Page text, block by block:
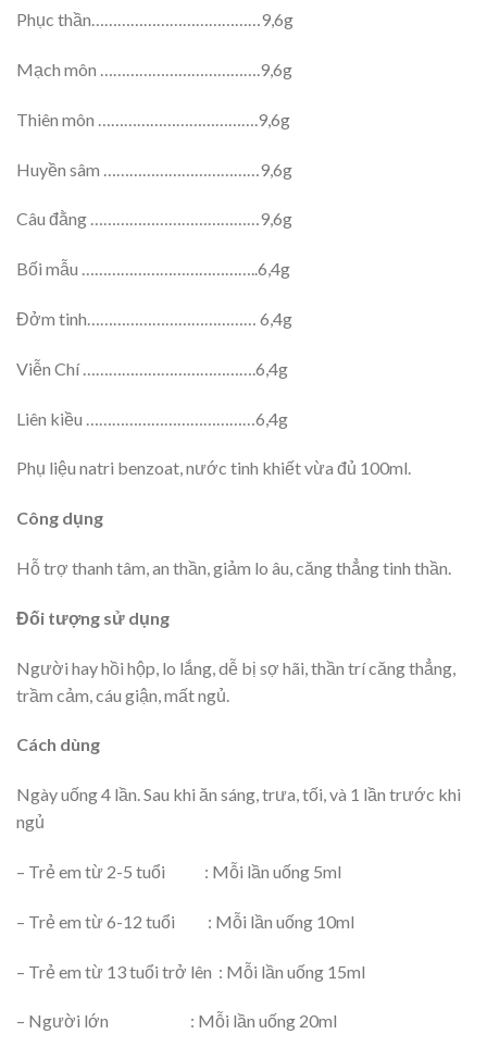
Phục thần…………………………………9,6g
Mạch môn ……………………………….9,6g
Thiên môn ……………………………….9,6g
Huyền sâm ………………………………9,6g
Câu đằng …………………………………9,6g
Bối mẫu …………………………………..6,4g
Đởm tinh………………………………… 6,4g
Viễn Chí ………………………………….6,4g
Liên kiều …………………………………6,4g
Phụ liệu natri benzoat, nước tinh khiết vừa đủ 100ml.
Công dụng
Hỗ trợ thanh tâm, an thần, giảm lo âu, căng thẳng tinh thần.
Đối tượng sử dụng
Người hay hồi hộp, lo lắng, dễ bị sợ hãi, thần trí căng thẳng,
trầm cảm, cáu giận, mất ngủ.
Cách dùng
Ngày uống 4 lần. Sau khi ăn sáng, trưa, tối, và 1 lần trước khi
ngủ
– Trẻ em từ 2-5 tuổi : Mỗi lần uống 5ml
– Trẻ em từ 6-12 tuổi : Mỗi lần uống 10ml
– Trẻ em từ 13 tuổi trở lên : Mỗi lần uống 15ml
– Người lớn : Mỗi lần uống 20ml